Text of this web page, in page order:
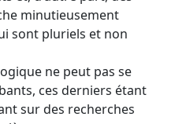
minutieusement
sont pluriels et non
ne peut pas se
ces derniers étant
sur des recherches